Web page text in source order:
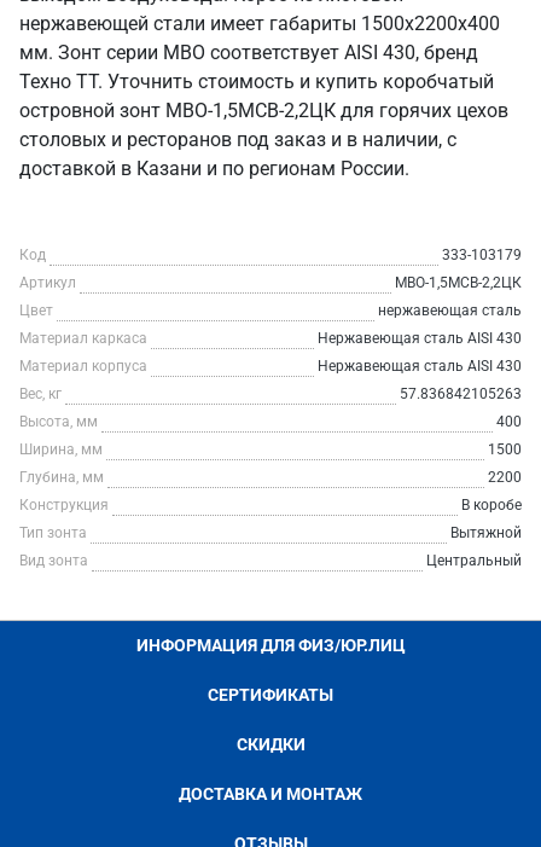
нержавеющей стали имеет габариты 1500х2200х400
мм. Зонт серии МВО соответствует AISI 430, бренд
Техно ТТ. Уточнить стоимость и купить коробчатый
островной зонт МВО-1,5МСВ-2,2ЦК для горячих цехов
столовых и ресторанов под заказ и в наличии, с
доставкой в Казани и по регионам России.
Код
333-103179
Артикул
МВО-1,5МСВ-2,2ЦК
Цвет
нержавеющая сталь
Материал каркаса
Нержавеющая сталь AISI 430
Материал корпуса
Нержавеющая сталь AISI 430
Вес, кг
57.836842105263
Высота, мм
400
Ширина, мм
1500
Глубина, мм
2200
Конструкция
В коробе
Тип зонта
Вытяжной
Вид зонта
Центральный
ИНФОРМАЦИЯ ДЛЯ ФИЗ/ЮР.ЛИЦ
СЕРТИФИКАТЫ
СКИДКИ
ДОСТАВКА И МОНТАЖ